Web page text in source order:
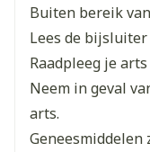
Breedte
Lengte
Diepte
Buiten bereik
Lees de
Raadpleeg je
Neem in geval
arts.
Geneesmiddelen